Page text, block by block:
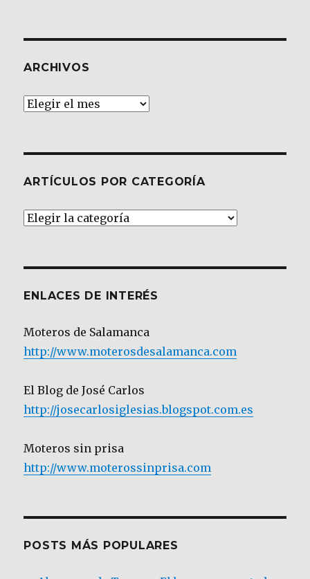
ARCHIVOS
Archivos
ARTÍCULOS POR CATEGORÍA
Artículos
ENLACES DE INTERÉS
Moteros de Salamanca
http://www.moterosdesalamanca.com
El Blog de José Carlos
http://josecarlosiglesias.blogspot.com.es
Moteros sin prisa
http://www.moterossinprisa.com
POSTS MÁS POPULARES